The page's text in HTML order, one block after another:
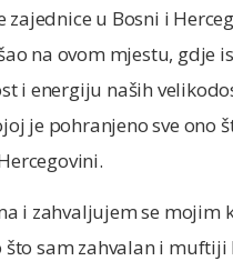
u Bosni i
na ovom mjestu, gdje
i energiju naših
je pohranjeno sve ono
i zahvaljujem se mojim
sam zahvalan i